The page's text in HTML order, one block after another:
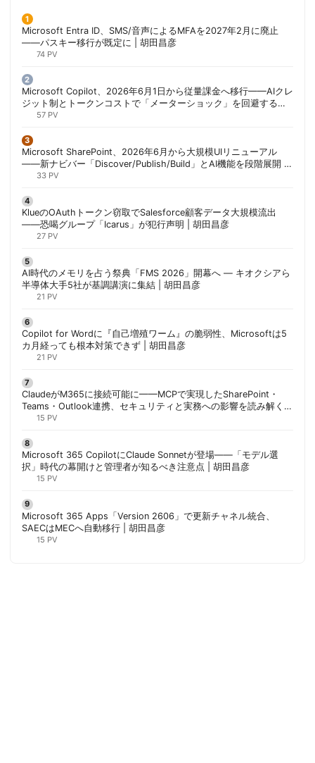
Microsoft Entra ID、SMS/音声によるMFAを2027年2月に廃止
——パスキー移行が既定に | 胡田昌彦
74 PV
Microsoft Copilot、2026年6月1日から従量課金へ移行——AIクレ
ジット制とトークンコストで「メーターショック」を回避する方
法 | 胡田昌彦
57 PV
Microsoft SharePoint、2026年6月から大規模UIリニューアル
——新ナビバー「Discover/Publish/Build」とAI機能を段階展開 |
胡田昌彦
33 PV
KlueのOAuthトークン窃取でSalesforce顧客データ大規模流出
——恐喝グループ「Icarus」が犯行声明 | 胡田昌彦
27 PV
AI時代のメモリを占う祭典「FMS 2026」開幕へ ― キオクシアら
半導体大手5社が基調講演に集結 | 胡田昌彦
21 PV
Copilot for Wordに『自己増殖ワーム』の脆弱性、Microsoftは5
カ月経っても根本対策できず | 胡田昌彦
21 PV
ClaudeがM365に接続可能に——MCPで実現したSharePoint・
Teams・Outlook連携、セキュリティと実務への影響を読み解く |
胡田昌彦
15 PV
Microsoft 365 CopilotにClaude Sonnetが登場——「モデル選
択」時代の幕開けと管理者が知るべき注意点 | 胡田昌彦
15 PV
Microsoft 365 Apps「Version 2606」で更新チャネル統合、
SAECはMECへ自動移行 | 胡田昌彦
15 PV